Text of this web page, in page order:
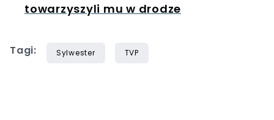
towarzyszyli mu w drodze
Tagi: Sylwester TVP